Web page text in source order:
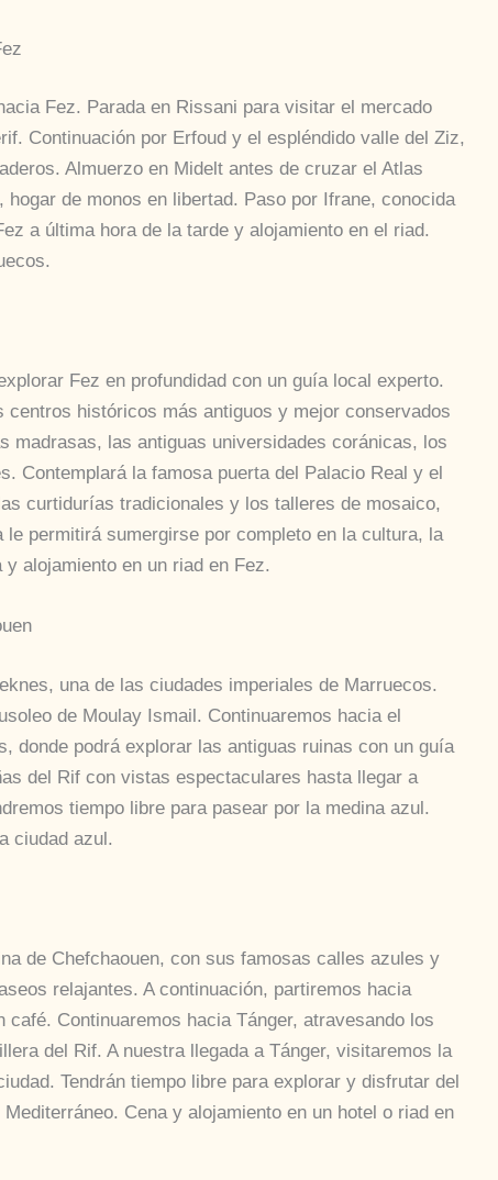
Fez. Parada en Rissani para visitar el mercado
Continuación por Erfoud y el espléndido valle del Ziz,
Almuerzo en Midelt antes de cruzar el Atlas
de monos en libertad. Paso por Ifrane, conocida
a última hora de la tarde y alojamiento en el riad.
Fez en profundidad con un guía local experto.
históricos más antiguos y mejor conservados
madrasas, las antiguas universidades coránicas, los
Contemplará la famosa puerta del Palacio Real y el
curtidurías tradicionales y los talleres de mosaico,
permitirá sumergirse por completo en la cultura, la
alojamiento en un riad en Fez.
una de las ciudades imperiales de Marruecos.
de Moulay Ismail. Continuaremos hacia el
donde podrá explorar las antiguas ruinas con un guía
del Rif con vistas espectaculares hasta llegar a
tiempo libre para pasear por la medina azul.
ciudad azul.
de Chefchaouen, con sus famosas calles azules y
relajantes. A continuación, partiremos hacia
café. Continuaremos hacia Tánger, atravesando los
del Rif. A nuestra llegada a Tánger, visitaremos la
Tendrán tiempo libre para explorar y disfrutar del
Cena y alojamiento en un hotel o riad en